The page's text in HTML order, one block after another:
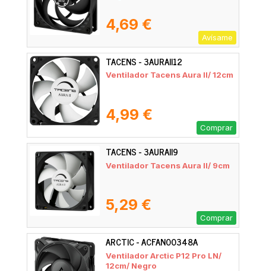
4,69 €
Avísame
TACENS - 3AURAII12
Ventilador Tacens Aura II/ 12cm
4,99 €
Comprar
TACENS - 3AURAII9
Ventilador Tacens Aura II/ 9cm
5,29 €
Comprar
ARCTIC - ACFAN00348A
Ventilador Arctic P12 Pro LN/
12cm/ Negro